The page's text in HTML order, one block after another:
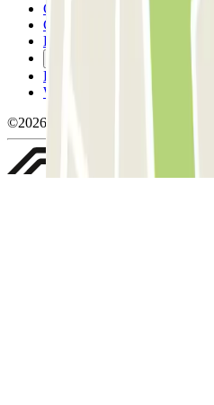
Conditions générales
Conditions d'annulation
Politique relative aux cookies
Politique de confidentialité
Whistleblowing
©2026 Parclick. Tous droits réservés